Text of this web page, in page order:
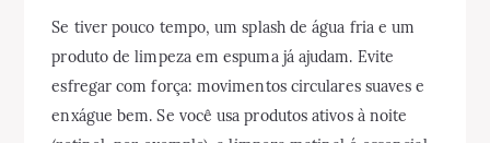
Se tiver pouco tempo, um splash de água fria e um
produto de limpeza em espuma já ajudam. Evite
esfregar com força: movimentos circulares suaves e
enxágue bem. Se você usa produtos ativos à noite